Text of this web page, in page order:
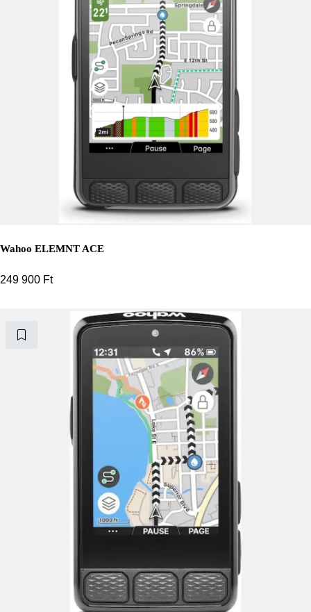
Wahoo ELEMNT ACE
249 900 Ft